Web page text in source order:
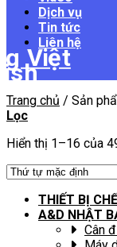
Dịch vụ
Tin tức
Liên hệ
Trang chủ / Sản
Lọc
Hiển thị 1–16 của
THIẾT BỊ
A&D NHẬT
Cân